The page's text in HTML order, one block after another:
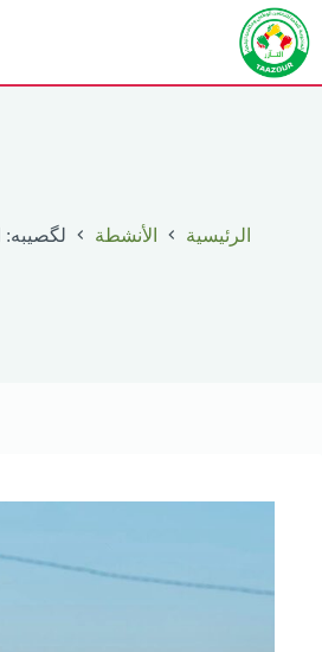
التجاوز
إلى
المحتوى
الرئيسية الأنشطة لگصيبه: